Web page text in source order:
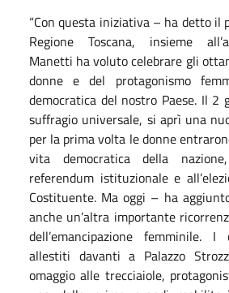
“Con questa iniziativa – ha detto il
Regione Toscana, insieme
Manetti ha voluto celebrare gli
donne e del protagonismo
democratica del nostro Paese. Il 2
suffragio universale, si aprì una
per la prima volta le donne
vita democratica della
referendum istituzionale e
Costituente. Ma oggi – ha
anche un’altra importante
dell’emancipazione femminile.
allestiti davanti a Palazzo
omaggio alle trecciaiole,